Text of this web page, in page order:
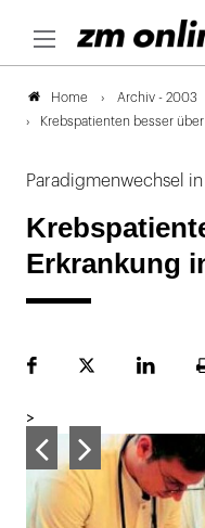
Home Archiv - 2003
Krebspatienten besser
Paradigmenwechsel
Erkrankung
FacebookPlattformLinekdIn
>